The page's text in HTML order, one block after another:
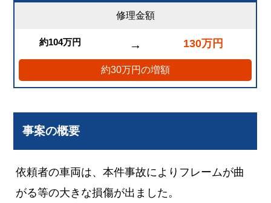
修理金額
約104万円 → 130万円
約30万円の増額
事案の概要
依頼者の車両は、本件事故によりフレームが曲
がる等の大きな損傷が出ました。